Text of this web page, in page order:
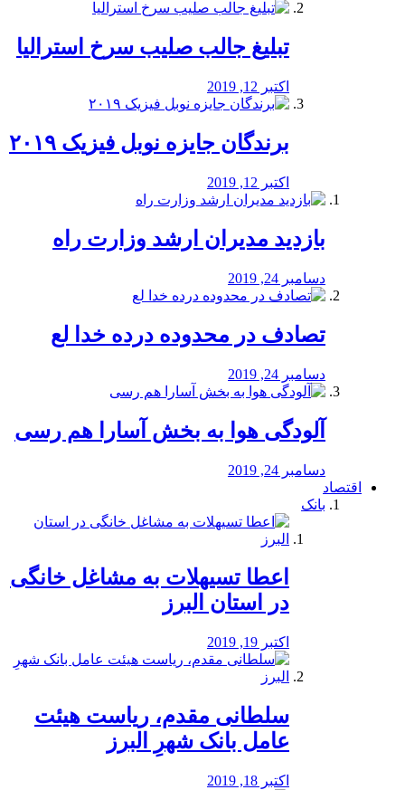
تبلیغ جالب صلیب سرخ استرالیا
اکتبر 12, 2019
برندگان جایزه نوبل فیزیک ۲۰۱۹
اکتبر 12, 2019
بازدید مدیران ارشد وزارت راه
دسامبر 24, 2019
تصادف در محدوده درده خدا لع
دسامبر 24, 2019
آلودگی هوا به بخش آسارا هم رسی
دسامبر 24, 2019
اقتصاد
بانک
️اعطا تسیهلات به مشاغل خانگی
در استان البرز
اکتبر 19, 2019
سلطانی مقدم، ریاست هیئت
عامل بانک شهرِ البرز
اکتبر 18, 2019